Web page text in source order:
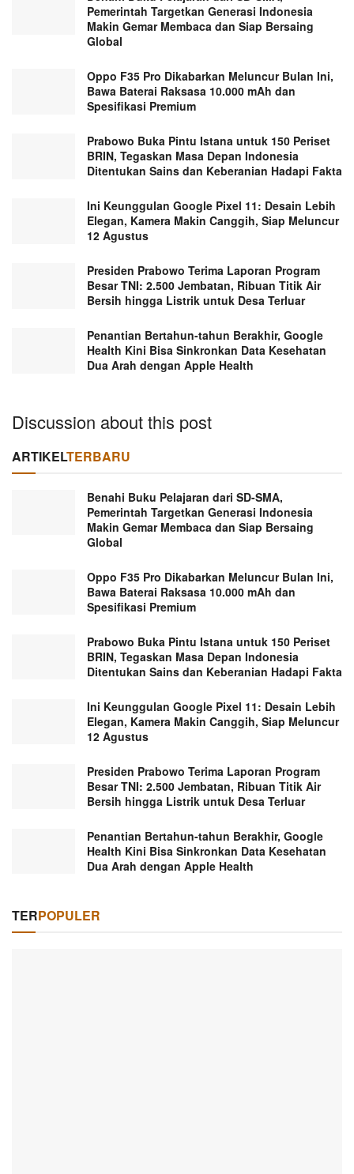
Pemerintah Targetkan Generasi Indonesia
Makin Gemar Membaca dan Siap Bersaing
Global
Oppo F35 Pro Dikabarkan Meluncur Bulan Ini,
Bawa Baterai Raksasa 10.000 mAh dan
Spesifikasi Premium
Prabowo Buka Pintu Istana untuk 150 Periset
BRIN, Tegaskan Masa Depan Indonesia
Ditentukan Sains dan Keberanian Hadapi Fakta
Ini Keunggulan Google Pixel 11: Desain Lebih
Elegan, Kamera Makin Canggih, Siap Meluncur
12 Agustus
Presiden Prabowo Terima Laporan Program
Besar TNI: 2.500 Jembatan, Ribuan Titik Air
Bersih hingga Listrik untuk Desa Terluar
Penantian Bertahun-tahun Berakhir, Google
Health Kini Bisa Sinkronkan Data Kesehatan
Dua Arah dengan Apple Health
Discussion about this post
ARTIKELTERBARU
Benahi Buku Pelajaran dari SD-SMA,
Pemerintah Targetkan Generasi Indonesia
Makin Gemar Membaca dan Siap Bersaing
Global
Oppo F35 Pro Dikabarkan Meluncur Bulan Ini,
Bawa Baterai Raksasa 10.000 mAh dan
Spesifikasi Premium
Prabowo Buka Pintu Istana untuk 150 Periset
BRIN, Tegaskan Masa Depan Indonesia
Ditentukan Sains dan Keberanian Hadapi Fakta
Ini Keunggulan Google Pixel 11: Desain Lebih
Elegan, Kamera Makin Canggih, Siap Meluncur
12 Agustus
Presiden Prabowo Terima Laporan Program
Besar TNI: 2.500 Jembatan, Ribuan Titik Air
Bersih hingga Listrik untuk Desa Terluar
Penantian Bertahun-tahun Berakhir, Google
Health Kini Bisa Sinkronkan Data Kesehatan
Dua Arah dengan Apple Health
TERPOPULER